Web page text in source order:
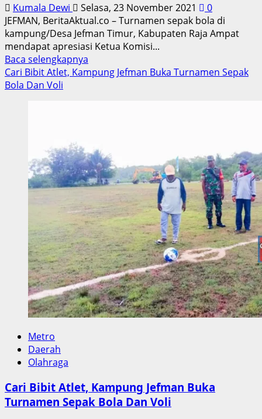
Kumala Dewi Selasa, 23 November 2021
0
JEFMAN, BeritaAktual.co – Turnamen sepak bola di
kampung/Desa Jefman Timur, Kabupaten Raja Ampat
mendapat apresiasi Ketua Komisi...
Baca selengkapnya
more
Sepak
Bola
di
Jefman
Berharap
Persiram
Bangkit
Cari Bibit Atlet, Kampung Jefman Buka Turnamen Sepak
Bola Dan Voli
Metro
Daerah
Olahraga
Cari Bibit Atlet, Kampung Jefman Buka
Turnamen Sepak Bola Dan Voli